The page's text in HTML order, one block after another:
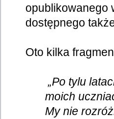
opublikowanego
dostępnego
Oto kilka
„Po tylu
moich
My nie